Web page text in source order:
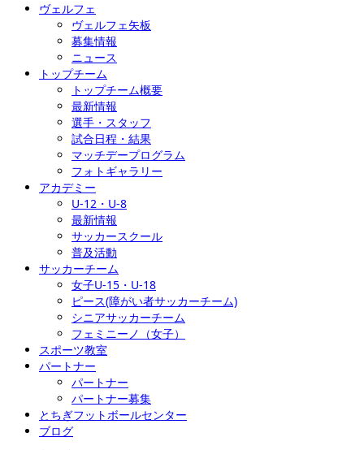
ヴェルフェ
ヴェルフェ矢板
募集情報
ニュース
トップチーム
トップチーム概要
最新情報
選手・スタッフ
試合日程・結果
マッチデープログラム
フォトギャラリー
アカデミー
U-12・U-8
最新情報
サッカースクール
普及活動
サッカーチーム
女子U-15・U-18
ピース(障がい者サッカーチーム)
シニアサッカーチーム
フェミニーノ（女子）
スポーツ教室
パートナー
パートナー
パートナー募集
とちぎフットボールセンター
ブログ